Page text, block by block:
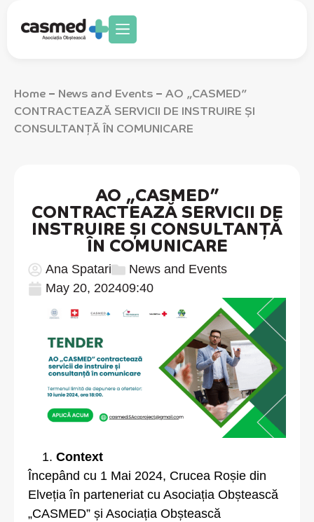
Home – News and Events – AO „CASMED”
CONTRACTEAZĂ SERVICII DE INSTRUIRE ȘI
CONSULTANȚĂ ÎN COMUNICARE
AO „CASMED”
CONTRACTEAZĂ SERVICII DE
INSTRUIRE ȘI CONSULTANȚĂ
ÎN COMUNICARE
Ana Spatari
News and Events
May 20, 202409:40
Context
Începând cu 1 Mai 2024, Crucea Roșie din
Elveția în parteneriat cu Asociația Obștească
„CASMED” și Asociația Obștească